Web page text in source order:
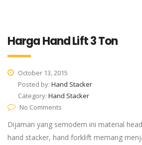
Harga Hand Lift 3 Ton
October 13, 2015
Posted by: Hand Stacker
Category: Hand Stacker
No Comments
Dijaman yang semodern ini material
hand stacker, hand forklift memang